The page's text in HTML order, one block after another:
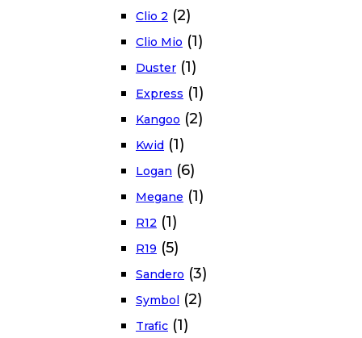
Clio 2 (2)
Clio Mio (1)
Duster (1)
Express (1)
Kangoo (2)
Kwid (1)
Logan (6)
Megane (1)
R12 (1)
R19 (5)
Sandero (3)
Symbol (2)
Trafic (1)